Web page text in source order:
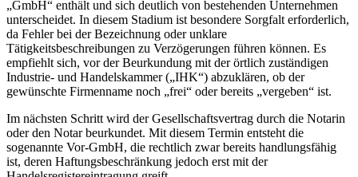
„GmbH“ enthält und sich deutlich von bestehenden Unternehmen
unterscheidet. In diesem Stadium ist besondere Sorgfalt erforderlich,
da Fehler bei der Bezeichnung oder unklare
Tätigkeitsbeschreibungen zu Verzögerungen führen können. Es
empfiehlt sich, vor der Beurkundung mit der örtlich zuständigen
Industrie- und Handelskammer („IHK“) abzuklären, ob der
gewünschte Firmenname noch „frei“ oder bereits „vergeben“ ist.
Im nächsten Schritt wird der Gesellschaftsvertrag durch die Notarin
oder den Notar beurkundet. Mit diesem Termin entsteht die
sogenannte Vor-GmbH, die rechtlich zwar bereits handlungsfähig
ist, deren Haftungsbeschränkung jedoch erst mit der